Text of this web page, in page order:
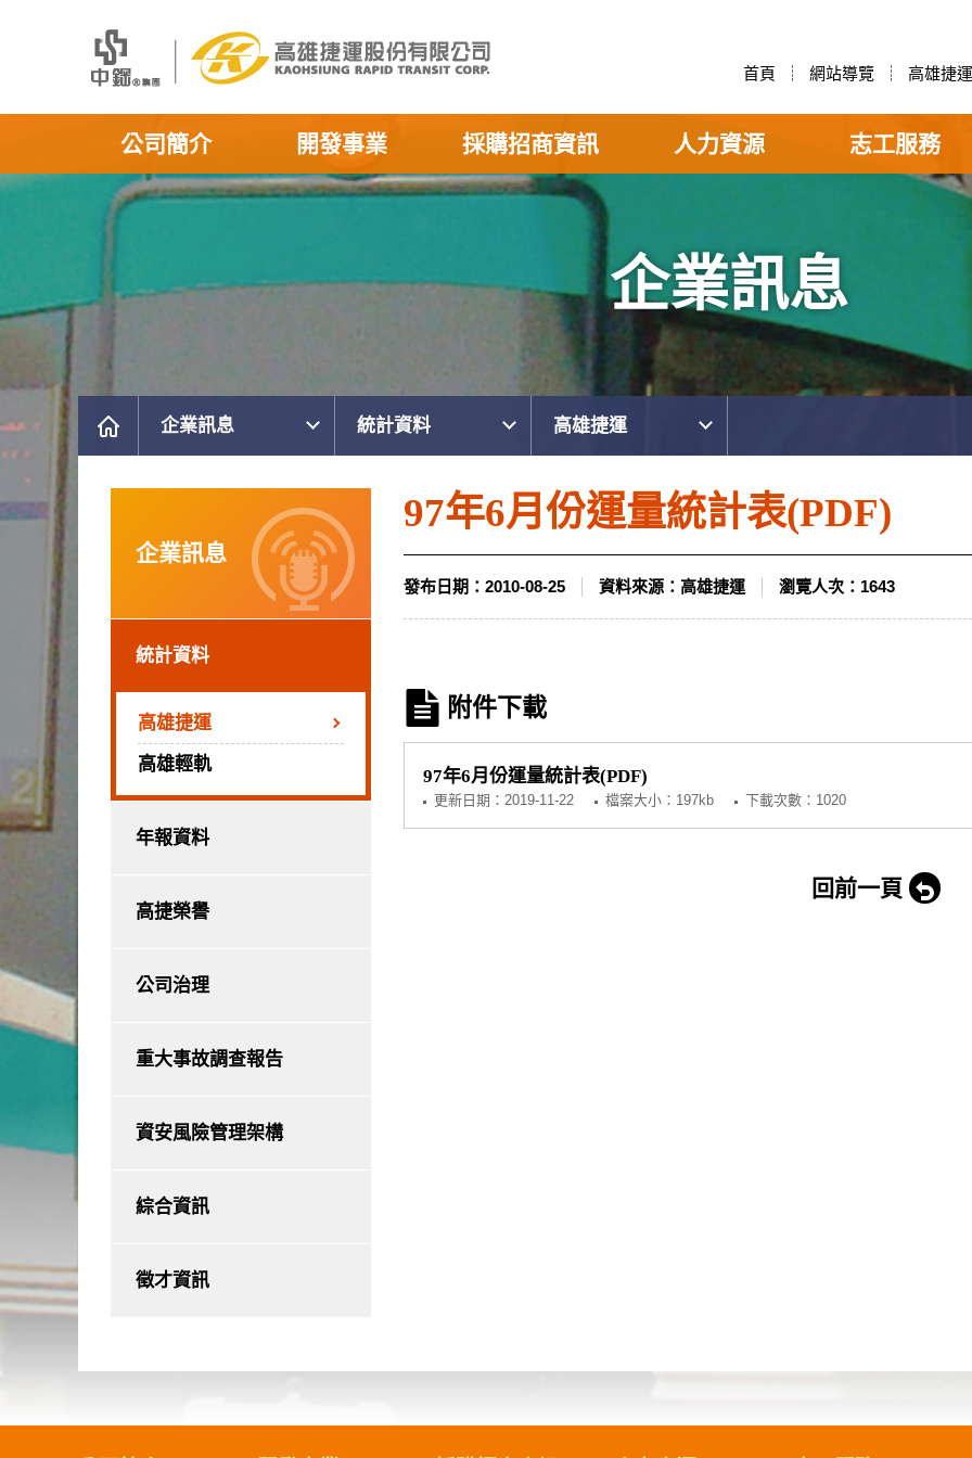
首頁 網站導覽 高雄捷
公司簡介 開發事業 採購招商資訊 人力資源 志工服務
企業訊息
企業訊息 統計資料 高雄捷運
企業訊息
統計資料
高雄捷運
高雄輕軌
年報資料
高捷榮譽
公司治理
重大事故調查報告
資安風險管理架構
綜合資訊
徵才資訊
97年6月份運量統計表(PDF)
發布日期： 2010-08-25 資料來源： 高雄捷運 瀏覽人次： 1643
附件下載
97年6月份運量統計表(PDF)
更新日期： 2019-11-22 檔案大小：197kb 下載次數：1020
回前一頁